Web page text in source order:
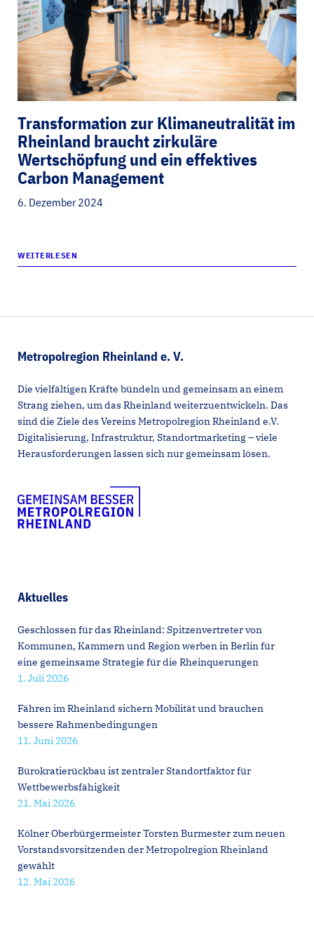
Transformation zur Klimaneutralität im
Rheinland braucht zirkuläre
Wertschöpfung und ein effektives
Carbon Management
6. Dezember 2024
WEITERLESEN
Metropolregion Rheinland e. V.
Die vielfältigen Kräfte bündeln und gemeinsam an einem
Strang ziehen, um das Rheinland weiterzuentwickeln. Das
sind die Ziele des Vereins Metropolregion Rheinland e.V.
Digitalisierung, Infrastruktur, Standortmarketing – viele
Herausforderungen lassen sich nur gemeinsam lösen.
Aktuelles
Geschlossen für das Rheinland: Spitzenvertreter von
Kommunen, Kammern und Region werben in Berlin für
eine gemeinsame Strategie für die Rheinquerungen
1. Juli 2026
Fähren im Rheinland sichern Mobilität und brauchen
bessere Rahmenbedingungen
11. Juni 2026
Bürokratierückbau ist zentraler Standortfaktor für
Wettbewerbsfähigkeit
21. Mai 2026
Kölner Oberbürgermeister Torsten Burmester zum neuen
Vorstandsvorsitzenden der Metropolregion Rheinland
gewählt
12. Mai 2026